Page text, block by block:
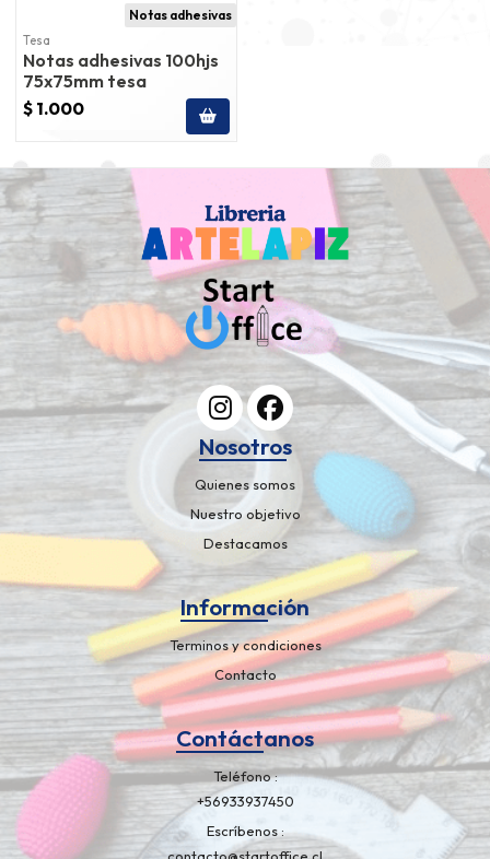
Notas adhesivas
Tesa
Notas adhesivas 100hjs
75x75mm tesa
$ 1.000
Nosotros
Quienes somos
Nuestro objetivo
Destacamos
Información
Terminos y condiciones
Contacto
Contáctanos
Teléfono
+56933937450
Escríbenos